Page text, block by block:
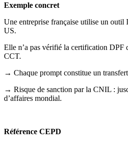
Exemple concret
Une entreprise française utilise un outil
US.
Elle n’a pas vérifié la certification DPF
CCT.
→ Chaque prompt constitue un
→ Risque de sanction par la CNIL :
d’affaires mondial.
Référence CEPD